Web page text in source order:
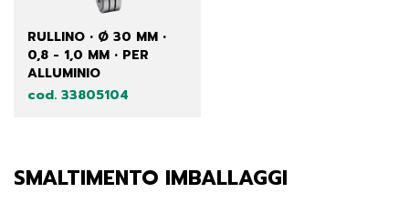
RULLINO • Ø 30 MM •
0,8 - 1,0 MM • PER
ALLUMINIO
cod. 33805104
SMALTIMENTO IMBALLAGGI